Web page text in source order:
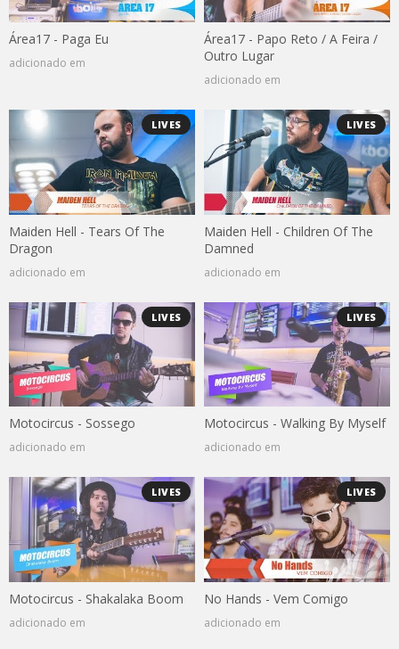
Área17 - Paga Eu
adicionado em
Área17 - Papo Reto / A Feira /
Outro Lugar
adicionado em
LIVES
Maiden Hell - Tears Of The
Dragon
adicionado em
LIVES
Maiden Hell - Children Of The
Damned
adicionado em
LIVES
Motocircus - Sossego
adicionado em
LIVES
Motocircus - Walking By Myself
adicionado em
LIVES
Motocircus - Shakalaka Boom
adicionado em
LIVES
No Hands - Vem Comigo
adicionado em